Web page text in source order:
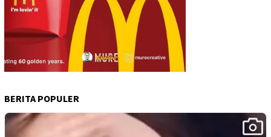
BERITA POPULER